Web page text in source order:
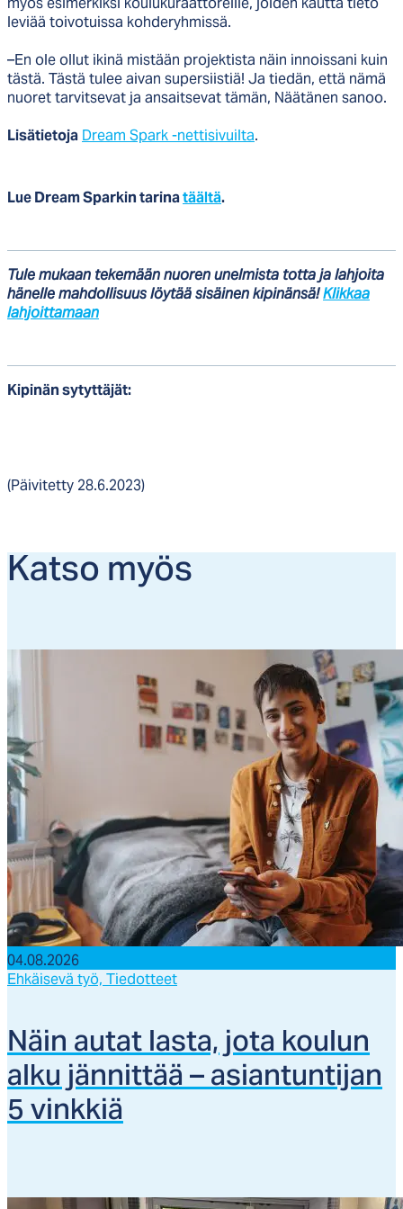
leviää toivotuissa kohderyhmissä.
–En ole ollut ikinä mistään projektista näin innoissani kuin
tästä. Tästä tulee aivan supersiistiä! Ja tiedän, että nämä
nuoret tarvitsevat ja ansaitsevat tämän, Näätänen sanoo.
Lisätietoja Dream Spark -nettisivuilta.
Lue Dream Sparkin tarinatäältä.
Tule mukaan tekemään nuoren unelmista totta ja lahjoita
hänelle mahdollisuus löytää sisäinen kipinänsä!Klikkaa
lahjoittamaan
Kipinän sytyttäjät:
(Päivitetty 28.6.2023)
Kat­so myös
04.08.2026
Ehkäisevä työ, Tiedotteet
Näin au­tat las­ta, jo­ta kou­lun
al­ku jän­nit­tää – asian­tun­ti­jan
5 vink­kiä